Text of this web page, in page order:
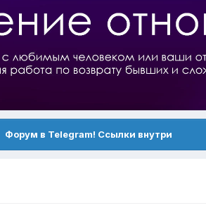
Форум в Telegram! Ссылки внутри